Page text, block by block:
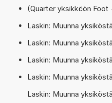
(Quarter yksikköön Foot
Laskin: Muunna
Laskin: Muunna
Laskin: Muunna
Laskin: Muunna
Laskin: Muunna